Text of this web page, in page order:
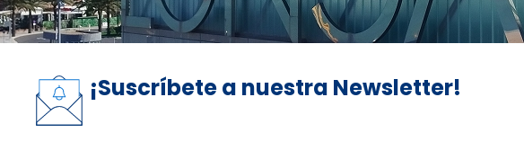
¡Suscríbete a nuestra Newsletter!